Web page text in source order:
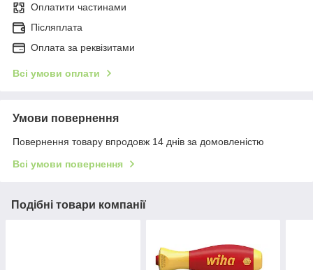
Оплатити частинами
Післяплата
Оплата за реквізитами
Всі умови оплати
Умови повернення
Повернення товару впродовж 14 днів за домовленістю
Всі умови повернення
Подібні товари компанії